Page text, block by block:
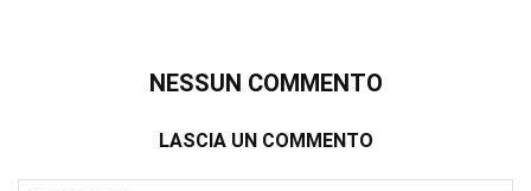
NESSUN COMMENTO
LASCIA UN COMMENTO